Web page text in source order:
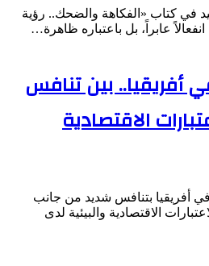
في كتاب «الفكاهة والضحك.. رؤية
عابراً، بل باعتباره ظاهرة…
أفريقيا.. بين تنافس
الاقتصادية
في أفريقيا بتنافس شديد من جانب
الاقتصادية والبيئية لدى